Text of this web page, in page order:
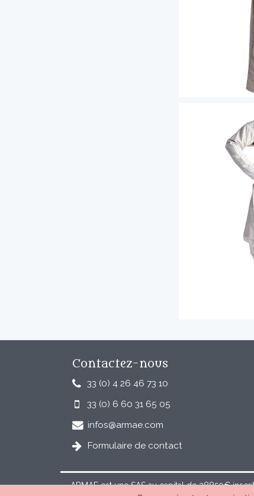
Contactez-nous
33 (0) 4 26 46 73 10
33 (0) 6 60 31 65 05
infos@armae.com
Formulaire de contact
ARMAE est une SAS au capital de 28850€